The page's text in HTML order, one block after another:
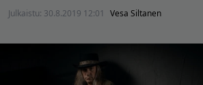
Julkaistu: 30.8.2019 12:01 Vesa Siltanen